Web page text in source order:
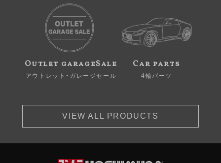
Outlet garageSale
アウトレット・ガレージセール
Car parts
4輪パーツ
VIEW ALL PRODUCTS